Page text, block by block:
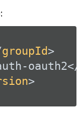
groupId>
oauth2</
>